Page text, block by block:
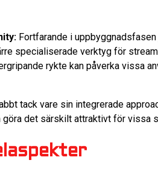
Fortfarande i
specialiserade verktyg för
rykte kan påverka vissa
tack vare sin integrerade
det särskilt attraktivt för vissa